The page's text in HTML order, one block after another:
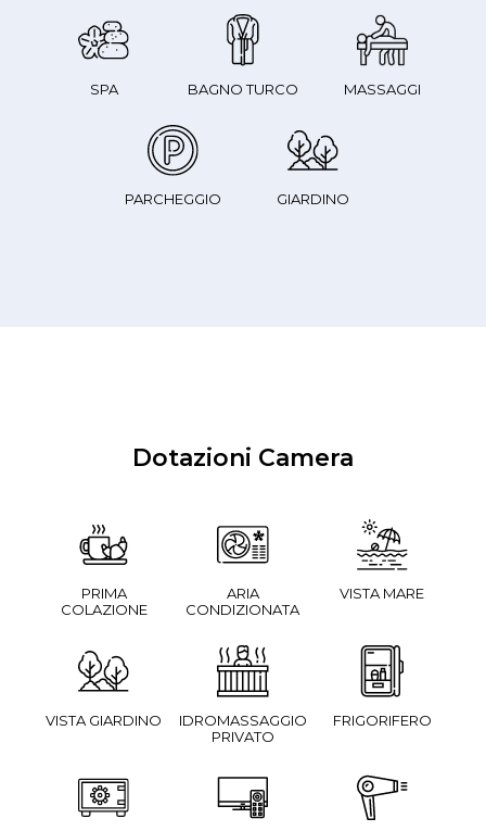
SPA BAGNO TURCO MASSAGGI
PARCHEGGIO GIARDINO
Dotazioni Camera
PRIMA
COLAZIONE
ARIA
CONDIZIONATA
VISTA MARE
VISTA GIARDINO
IDROMASSAGGIO
PRIVATO
FRIGORIFERO